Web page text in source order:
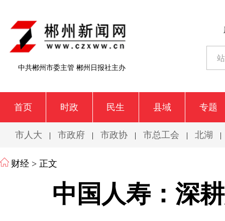
中共郴州市委主管 郴州日报社主办
首页 时政 民生 县域 专题
市人大 | 市政府 | 市政协 | 市总工会 | 北湖 |
财经 > 正文
中国人寿：深